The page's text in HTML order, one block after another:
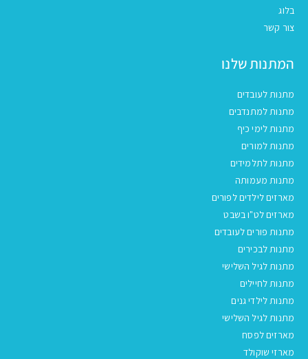
בלוג
צור קשר
המתנות שלנו
מתנות לעובדים
מתנות למתנדבים
מתנות לימי כיף
מתנות למורים
מתנות לתלמידים
מתנות מעמותה
מארזים לילדים לפורים
מארזים לט"ו בשבט
מתנות פורים לעובדים
מתנות לבכירים
מתנות לגיל השלישי
מתנות לחיילים
מתנות לילדי גנים
מתנות לגיל השלישי
מארזים לפסח
מארזי שוקולד